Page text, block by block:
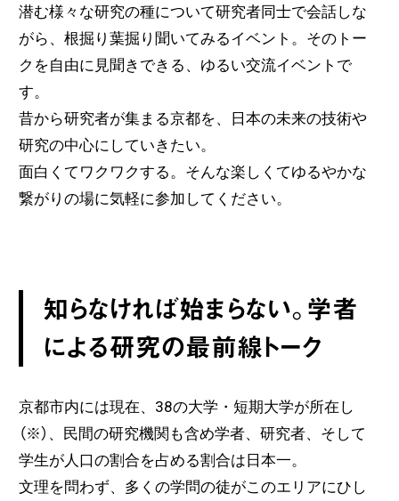
潜む様々な研究の種について研究者同士で会話しな
がら、根掘り葉掘り聞いてみるイベント。そのトー
クを自由に見聞きできる、ゆるい交流イベントで
す。
昔から研究者が集まる京都を、日本の未来の技術や
研究の中心にしていきたい。
面白くてワクワクする。そんな楽しくてゆるやかな
繋がりの場に気軽に参加してください。
知らなければ始まらない。学者
による研究の最前線トーク
京都市内には現在、38の大学・短期大学が所在し
（※）、民間の研究機関も含め学者、研究者、そして
学生が人口の割合を占める割合は日本一。
文理を問わず、多くの学問の徒がこのエリアにひし